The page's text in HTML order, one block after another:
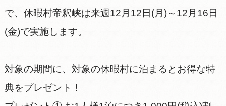
で、休暇村帝釈峡は来週12月12日(月)～12月16日
(金)で実施します。
対象の期間に、対象の休暇村に泊まるとお得な特
典をプレゼント！